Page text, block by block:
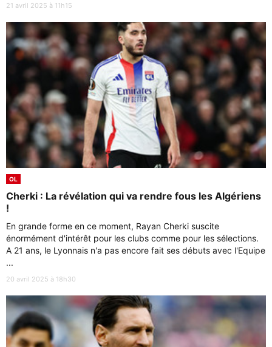
21 avril 2025 à 11h15
OL
Cherki : La révélation qui va rendre fous les Algériens
!
En grande forme en ce moment, Rayan Cherki suscite
énormément d'intérêt pour les clubs comme pour les sélections.
A 21 ans, le Lyonnais n'a pas encore fait ses débuts avec l'Equipe
...
20 avril 2025 à 18h30